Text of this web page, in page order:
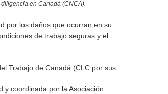
en Canadá (CNCA).
por los daños que ocurran en su
de trabajo seguras y el
Trabajo de Canadá (CLC por sus
y coordinada por la Asociación